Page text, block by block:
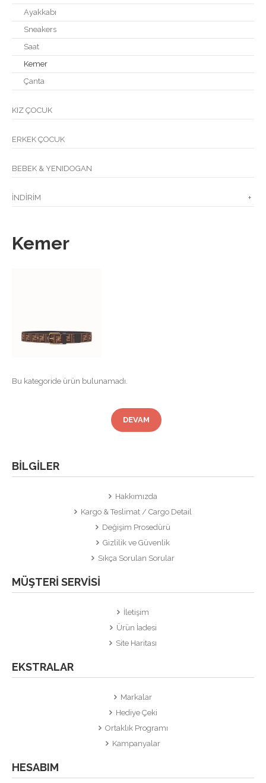
Ayakkabı
Sneakers
Saat
Kemer
Çanta
KIZ ÇOCUK
ERKEK ÇOCUK
BEBEK & YENIDOGAN
İNDİRİM +
Kemer
Bu kategoride ürün bulunamadı.
DEVAM
BILGILER
Hakkımızda
Kargo & Teslimat / Cargo Detail
Değişim Prosedürü
Gizlilik ve Güvenlik
Sıkça Sorulan Sorular
MÜŞTERI SERVISI
İletişim
Ürün İadesi
Site Haritası
EKSTRALAR
Markalar
Hediye Çeki
Ortaklık Programı
Kampanyalar
HESABIM